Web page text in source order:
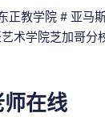
正教学院 # 亚马
术学院芝加哥分
师在线